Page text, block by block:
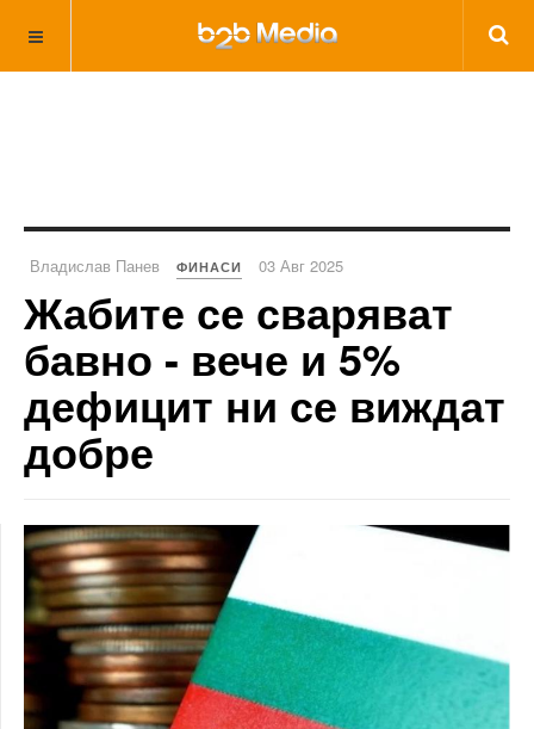
Владислав Панев ФИНАСИ 03 Авг 2025
Жабите се сваряват
бавно - вече и 5%
дефицит ни се виждат
добре